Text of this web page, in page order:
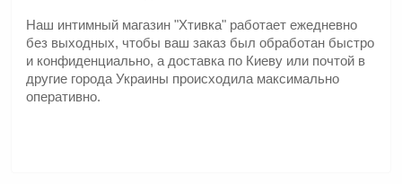
Наш интимный магазин "Хтивка" работает ежедневно
без выходных, чтобы ваш заказ был обработан быстро
и конфиденциально, а доставка по Киеву или почтой в
другие города Украины происходила максимально
оперативно.